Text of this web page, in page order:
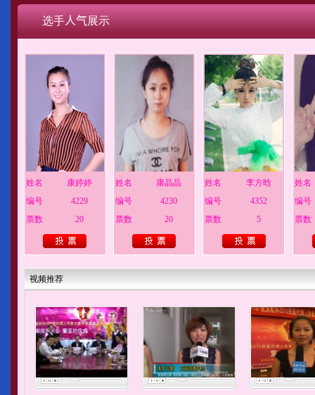
选手人气展示
姓名
康婷婷
编号
4229
票数
20
姓名
康晶晶
编号
4230
票数
20
姓名
李方晗
编号
4352
票数
5
姓名
编号
票数
视频推荐